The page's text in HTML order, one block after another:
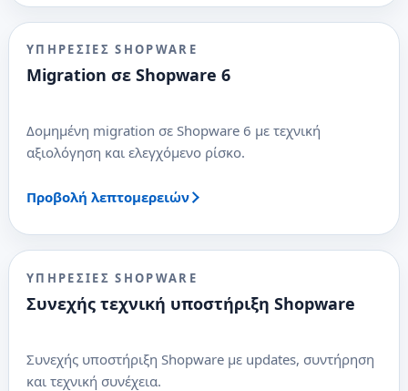
ΥΠΗΡΕΣΊΕΣ SHOPWARE
Migration σε Shopware 6
Δομημένη migration σε Shopware 6 με τεχνική
αξιολόγηση και ελεγχόμενο ρίσκο.
Προβολή λεπτομερειών
ΥΠΗΡΕΣΊΕΣ SHOPWARE
Συνεχής τεχνική υποστήριξη Shopware
Συνεχής υποστήριξη Shopware με updates, συντήρηση
και τεχνική συνέχεια.